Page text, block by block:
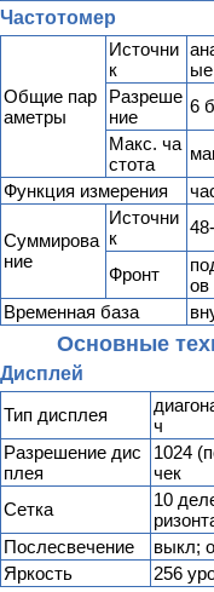
Частотомер
Общие пар
аметры
Источни
к
Разреше
ние
6
Макс. ча
стота
Функция измерения
Суммирова
ние
Источни
к
Фронт
ов
Временная база
Основные
Дисплей
Тип дисплея
ч
Разрешение дис
плея
1024
чек
Сетка
10
Послесвечение
выкл;
Яркость
256